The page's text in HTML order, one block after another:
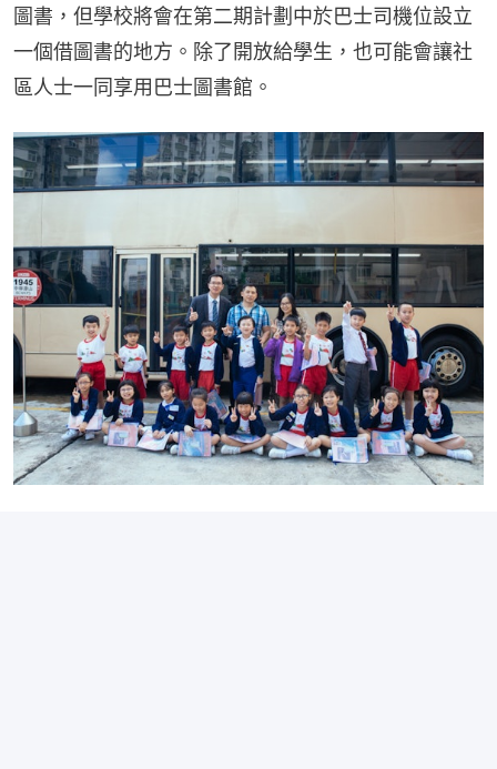
圖書，但學校將會在第二期計劃中於巴士司機位設立
一個借圖書的地方。除了開放給學生，也可能會讓社
區人士一同享用巴士圖書館。